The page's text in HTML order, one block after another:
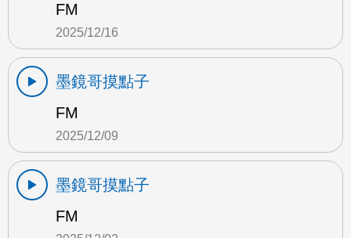
FM
2025/12/16
墨鏡哥摸點子
FM
2025/12/09
墨鏡哥摸點子
FM